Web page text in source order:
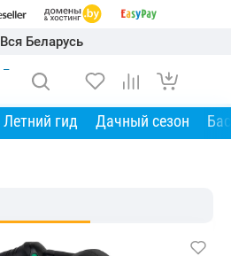
Вся Беларусь
Летний гид Дачный сезон